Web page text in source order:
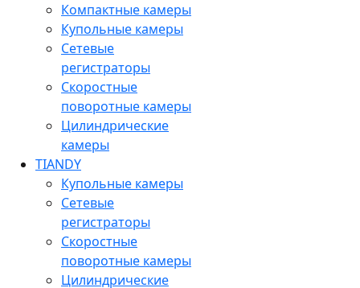
Компактные камеры
Купольные камеры
Сетевые
регистраторы
Скоростные
поворотные камеры
Цилиндрические
камеры
TIANDY
Купольные камеры
Сетевые
регистраторы
Скоростные
поворотные камеры
Цилиндрические